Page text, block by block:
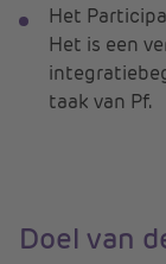
Het
Het is een
taak van Pf.
Doel van